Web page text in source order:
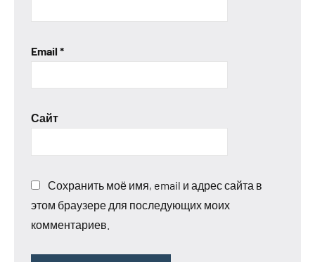
Email *
Сайт
Сохранить моё имя, email и адрес сайта в
этом браузере для последующих моих
комментариев.